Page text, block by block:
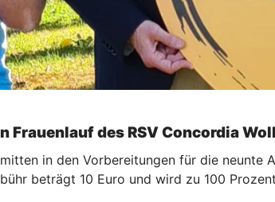
Frauenlauf des RSV Concordia
in den Vorbereitungen für die neunte
beträgt 10 Euro und wird zu 100